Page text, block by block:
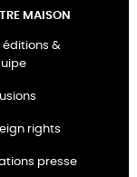
MAISON
éditions &
rights
presse